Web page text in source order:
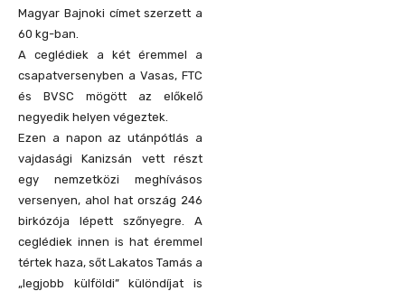
Magyar Bajnoki címet szerzett a
60 kg-ban.
A ceglédiek a két éremmel a
csapatversenyben a Vasas, FTC
és BVSC mögött az előkelő
negyedik helyen végeztek.
Ezen a napon az utánpótlás a
vajdasági Kanizsán vett részt
egy nemzetközi meghívásos
versenyen, ahol hat ország 246
birkózója lépett szőnyegre. A
ceglédiek innen is hat éremmel
tértek haza, sőt Lakatos Tamás a
„legjobb külföldi” különdíjat is